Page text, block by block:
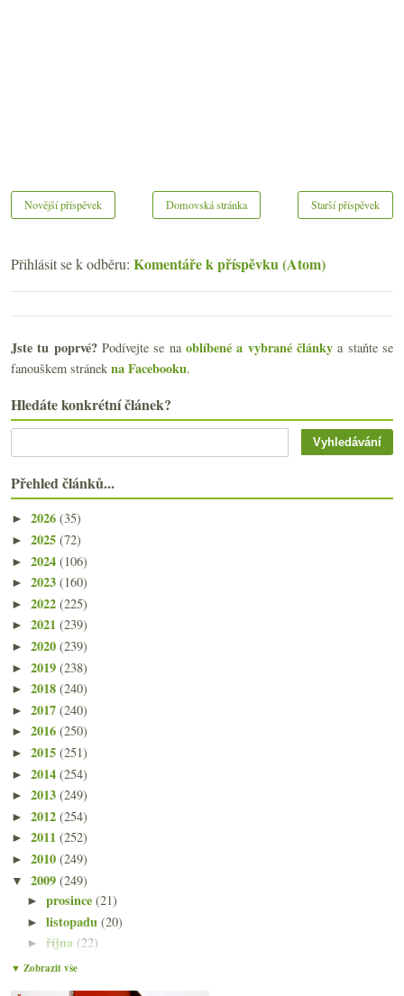
Novější příspěvek Starší příspěvek
Domovská stránka
Přihlásit se k odběru: Komentáře k příspěvku (Atom)
Jste tu poprvé?Podívejte se naoblíbené a vybrané články a staňte se
fanouškem stránek na Facebooku.
Hledáte konkrétní článek?
Přehled článků...
► 2026 (35)
► 2025 (72)
► 2024 (106)
► 2023 (160)
► 2022 (225)
► 2021 (239)
► 2020 (239)
► 2019 (238)
► 2018 (240)
► 2017 (240)
► 2016 (250)
► 2015 (251)
► 2014 (254)
► 2013 (249)
► 2012 (254)
► 2011 (252)
► 2010 (249)
▼ 2009 (249)
►prosince(21)
►listopadu(20)
►října (22)
►září(21)
▼ Zobrazit vše